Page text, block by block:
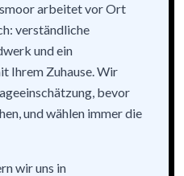
arbeitet vor Ort
verständliche
und ein
Ihrem Zuhause. Wir
bevor
und wählen immer die
wir uns in